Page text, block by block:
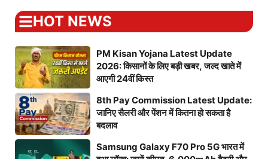
HOT NEWS
PM Kisan Yojana Latest Update
2026: किसानों के लिए बड़ी खबर, जल्द खाते में
आएगी 24वीं किस्त
8th Pay Commission Latest Update:
जानिए सैलरी और पेंशन में कितना हो सकता है
बदलाव
Samsung Galaxy F70 Pro 5G भारत में